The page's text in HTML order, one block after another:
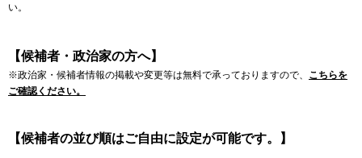
い。
【候補者・政治家の方へ】
※政治家・候補者情報の掲載や変更等は無料で承っておりますので、 こちらを
ご確認ください。
【候補者の並び順はご自由に設定が可能です。】